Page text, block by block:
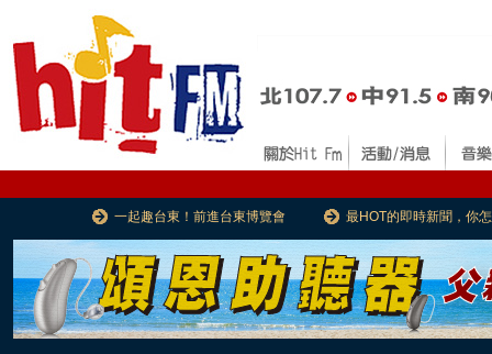
一起趣台東！前進台東博覽會 最HOT的即時新聞，你